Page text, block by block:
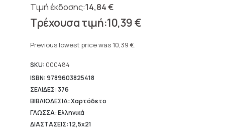
14,84€
Original
price
14,84 €.
10,39€
price
10,39 €.
Previous lowest price was 10,39 €.
SKU: 000484
ISBN: 9789603825418
ΣΕΛΙΔΕΣ: 376
ΒΙΒΛΙΟΔΕΣΙΑ: Χαρτόδετο
ΓΛΩΣΣΑ: Ελληνικά
ΔΙΑΣΤΑΣΕΙΣ: 12,5x21